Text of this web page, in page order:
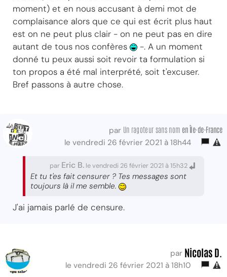
moment) et en nous accusant à demi mot de
complaisance alors que ce qui est écrit plus haut
est on ne peut plus clair - on ne peut pas en dire
autant de tous nos confères
-. A un moment
donné tu peux aussi soit revoir ta formulation si
ton propos a été mal interprété, soit t'excuser.
Bref passons à autre chose.
par Un ragoteur sans nom en Île-de-France
le vendredi 26 février 2021 à 18h44
par Eric B. le vendredi 26 février 2021 à 15h32
Et tu t'es fait censurer ? Tes messages sont
toujours là il me semble.
J'ai jamais parlé de censure.
par Nicolas D.
le vendredi 26 février 2021 à 18h10